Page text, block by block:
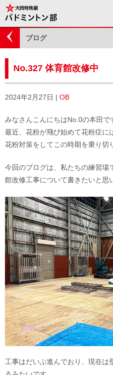
観戦ガイド
ブログ
No.327 体育館改修中
2024年2月27日 | OB
みなさんこんにちはNo.0の本田で
最近、花粉が飛び始めて花粉症に
花粉対策をしてこの時期を乗り切
今回のブログは、私たちの練習場
館改修工事について書きたいと思
工事はだいぶ進んでおり、現在は